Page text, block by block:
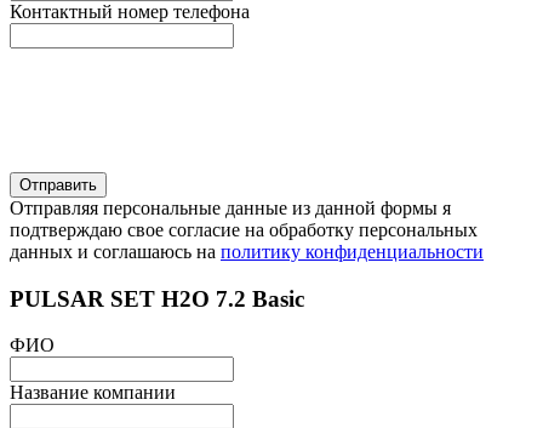
Контактный номер телефона
Отправляя персональные данные из данной формы я
подтверждаю свое согласие на обработку персональных
данных и соглашаюсь на политику конфиденциальности
PULSAR SET H2O 7.2 Basic
ФИО
Название компании